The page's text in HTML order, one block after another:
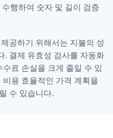
행하여 숫자 및 길이 검증
공하기 위해서는 지불의 성
. 결제 유효성 검사를 자동화
료 손실을 크게 줄일 수 있
용 효율적인 가격 계획을
수 있습니다.